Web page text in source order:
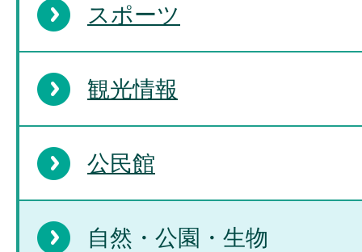
スポーツ
観光情報
公民館
自然・公園・生物